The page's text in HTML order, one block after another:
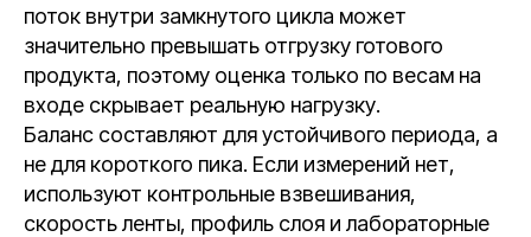
поток внутри замкнутого цикла может
значительно превышать отгрузку готового
продукта, поэтому оценка только по весам на
входе скрывает реальную нагрузку.
Баланс составляют для устойчивого периода, а
не для короткого пика. Если измерений нет,
используют контрольные взвешивания,
скорость ленты, профиль слоя и лабораторные